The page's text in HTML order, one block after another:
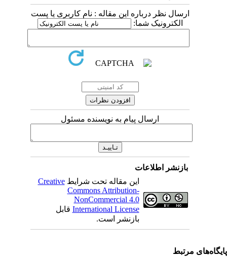
ارسال نظر درباره این مقاله : نام کاربری یا پست
الکترونیک شما:
ارسال پیام به نویسنده مسئول
بازنشر اطلاعات
این مقاله تحت شرایطCreative
Commons Attribution-
NonCommercial 4.0
International Licenseقابل
بازنشر است.
مرتبط